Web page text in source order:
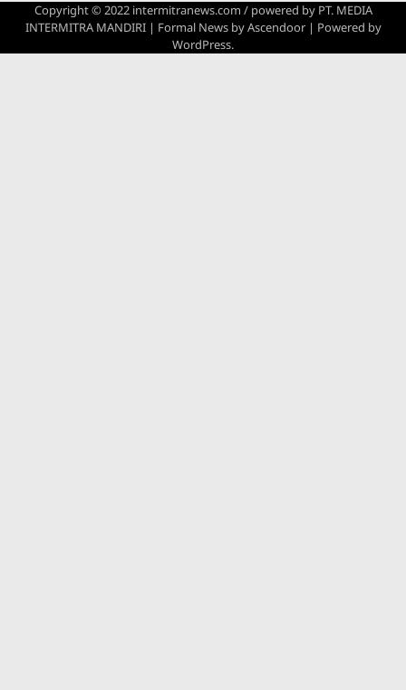
Copyright © 2022 intermitranews.com / powered by PT. MEDIA
INTERMITRA MANDIRI| Formal News byAscendoor| Powered by
WordPress.